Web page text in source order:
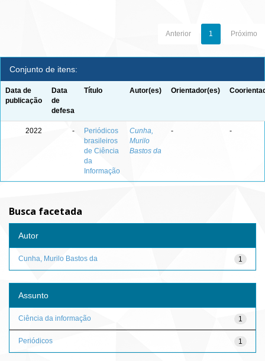
Anterior 1 Próximo
Conjunto de itens:
Data de
publicação
Data
de
defesa
Título Autor(es) Orientador(es)
2022 -
Periódicos
brasileiros
de Ciência
da
Informação
Cunha,
Murilo
Bastos da
- -
Busca facetada
Autor
1
Cunha, Murilo Bastos da
Assunto
1
Ciência da informação
1
Periódicos